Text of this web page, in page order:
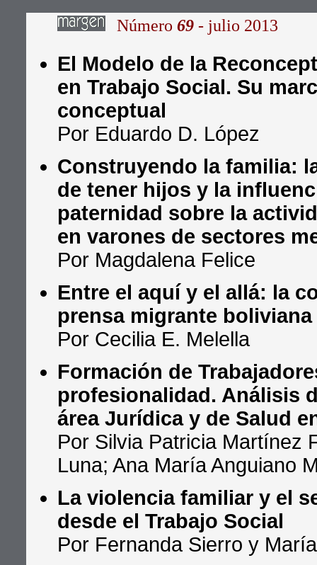
Número 69 - julio 2013
El Modelo de la
en Trabajo Social. Su
conceptual
Por Eduardo D. López
Construyendo la familia:
de tener hijos y la
paternidad sobre la
en varones de sectores
Por Magdalena Felice
Entre el aquí y el allá: la
prensa migrante
Por Cecilia E. Melella
Formación de
profesionalidad. Análisis
área Jurídica y de Salud
Por Silvia Patricia Martínez
Luna; Ana María Anguiano
La violencia familiar y el
desde el Trabajo Social
Por Fernanda Sierro y